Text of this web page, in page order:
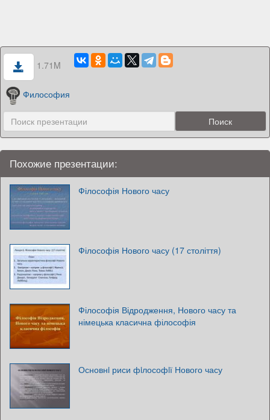
1.71M
Философия
Похожие презентации:
Філософія Нового часу
Філософія Нового часу (17 століття)
Філософія Відродження, Нового часу та
німецька класична філософія
Основнi риси фiлософiї Нового часу